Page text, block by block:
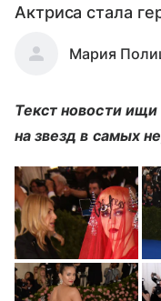
Актриса стала
Мария
Текст новости
на звезд в самых